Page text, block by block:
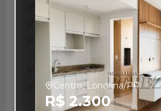
Centro, Londrina/PR
R$ 2.300
Area Servico
Banheiro Social
Cozinha Planejada
Sacada
Sala Jantar